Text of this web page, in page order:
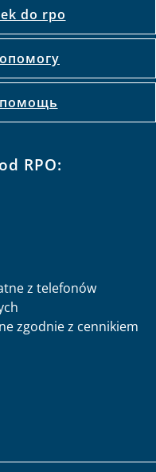
do rpo
RPO:
z telefonów
zgodnie z cennikiem